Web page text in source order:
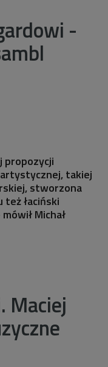
-
propozycji
takiej
stworzona
też łaciński
Michał
Maciej